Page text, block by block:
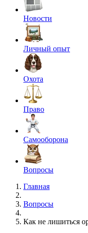
Новости
Личный опыт
Охота
Право
Самооборона
Вопросы
Главная
Вопросы
Как не лишиться